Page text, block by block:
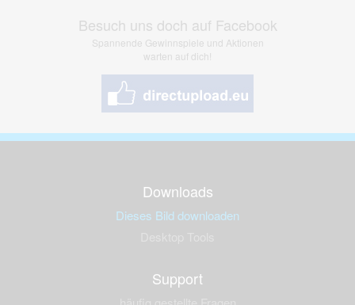
Besuch uns doch auf Facebook
Spannende Gewinnspiele und Aktionen
warten auf dich!
Downloads
Dieses Bild downloaden
Support